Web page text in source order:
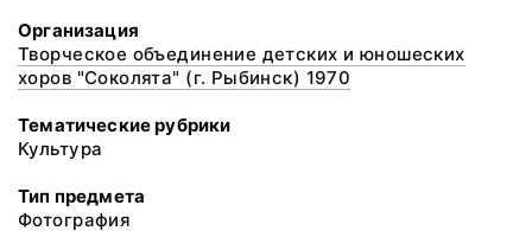
Организация
Творческое объединение детских и юношеских
хоров "Соколята" (г. Рыбинск) 1970
Тематические рубрики
Культура
Тип предмета
Фотография